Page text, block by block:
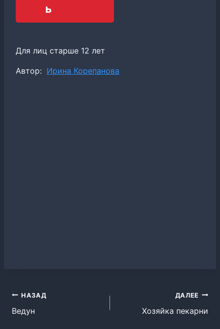
ь
Для лиц старше 12 лет
Метки
Автор: Ирина Корепанова
Навигация
по
НАЗАД
Ведун
ДАЛЕЕ
Хозяйка пекарни